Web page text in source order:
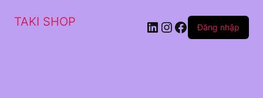
TAKI SHOP LinkedIn
Instagram
Facebook
Đăng nhập